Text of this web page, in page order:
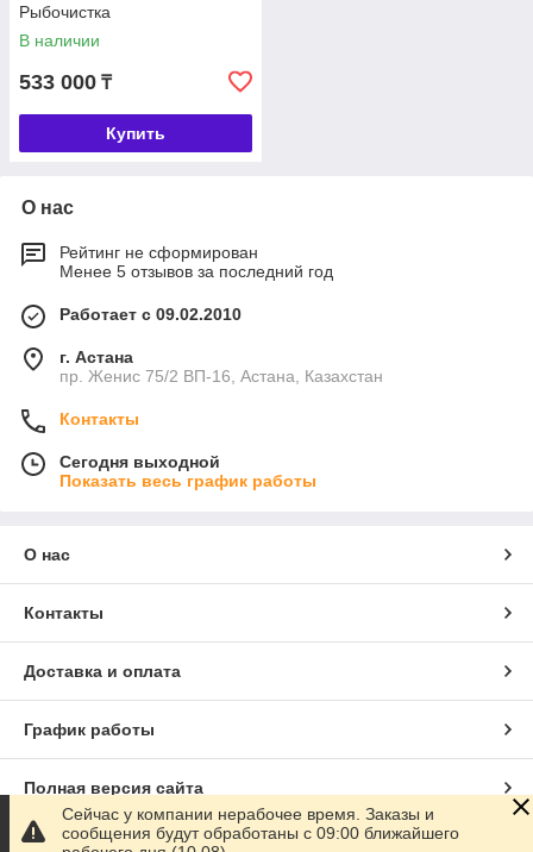
Рыбочистка
В наличии
533 000 ₸
Купить
О нас
Рейтинг не сформирован
Менее 5 отзывов за последний год
Работает с 09.02.2010
г. Астана
пр. Женис 75/2 ВП-16, Астана, Казахстан
Контакты
Сегодня выходной
Показать весь график работы
О нас
Контакты
Доставка и оплата
График работы
Полная версия сайта
Сайт создан на маркетплейсе
Сейчас у компании нерабочее время. Заказы и
сообщения будут обработаны с 09:00 ближайшего